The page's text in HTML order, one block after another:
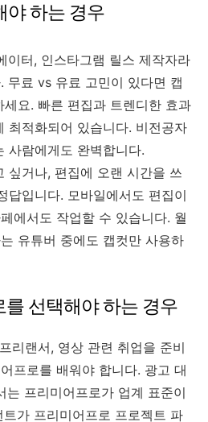
야 하는 경우
이터, 인스타그램 릴스 제작자라
무료 vs 유료 고민이 있다면 캡
요. 빠른 편집과 트렌디한 효과
최적화되어 있습니다. 비전공자
사람에게도 완벽합니다.
싶거나, 편집에 오랜 시간을 쓰
답입니다. 모바일에서도 편집이
에서도 작업할 수 있습니다. 월
유튜버 중에도 캡컷만 사용하
선택해야 하는 경우
리랜서, 영상 관련 취업을 준비
프로를 배워야 합니다. 광고 대
는 프리미어프로가 업계 표준이
가 프리미어프로 프로젝트 파